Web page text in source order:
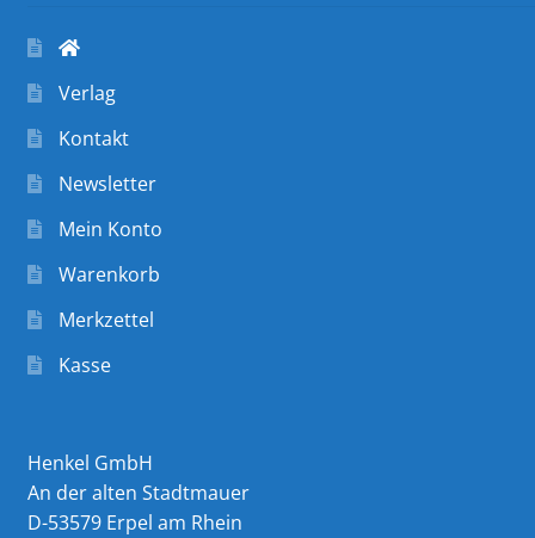
Verlag
Kontakt
Newsletter
Mein Konto
Warenkorb
Merkzettel
Kasse
Henkel GmbH
An der alten Stadtmauer
D-53579 Erpel am Rhein